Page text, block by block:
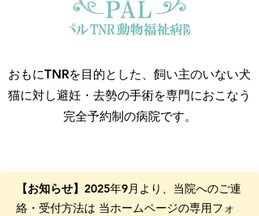
おもにTNRを目的とした、飼い主のいない犬
猫に対し避妊・去勢の手術を専門におこなう
完全予約制の病院です。
【お知らせ】 2025年9月より、当院へのご連
絡・受付方法は 当ホームページの専用フォ